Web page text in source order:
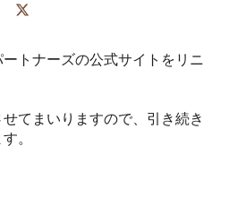
トナーズの公式サイトをリニ
てまいりますので、引き続き
。